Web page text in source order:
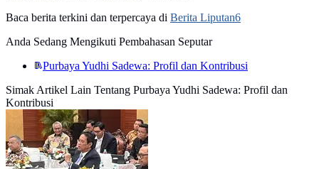
Baca berita terkini dan terpercaya di Berita Liputan6
Anda Sedang Mengikuti Pembahasan Seputar
Purbaya Yudhi Sadewa: Profil dan Kontribusi
Simak Artikel Lain Tentang Purbaya Yudhi Sadewa: Profil dan
Kontribusi